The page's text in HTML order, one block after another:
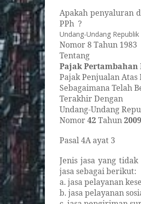
Apakah penyaluran
PPh ?
Undang-Undang
Nomor 8 Tahun 1983
Tentang
Pajak
Pajak Penjualan
Sebagaimana Telah
Terakhir Dengan
Undang-Undang
Nomor42Tahun2009
Pasal 4A ayat 3
Jenis jasa yang
jasa sebagai berikut:
a. jasa pelayanan
b. jasa pelayanan